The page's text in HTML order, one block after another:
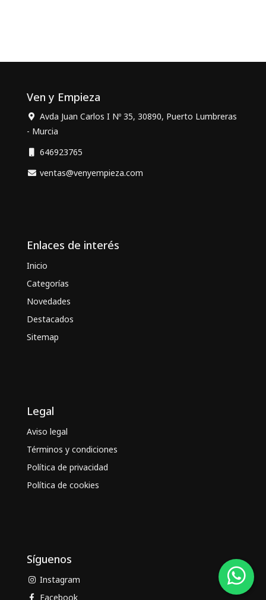
Ven y Empieza
Avda Juan Carlos I Nº 35, 30890, Puerto Lumbreras
- Murcia
646923765
ventas@venyempieza.com
Enlaces de interés
Inicio
Categorías
Novedades
Destacados
Sitemap
Legal
Aviso legal
Términos y condiciones
Política de privacidad
Política de cookies
Síguenos
Instagram
Facebook